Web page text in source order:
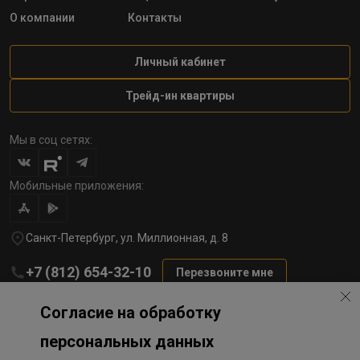
О компании
Контакты
Личный кабинет
Трейд-ин квартиры
Мы в соц сетях:
Мобильные приложения:
Санкт-Петербург, ул. Миллионная, д. 8
+7 (812) 654-32-10 Перезвоните мне
Согласие на обработку
персональных данных